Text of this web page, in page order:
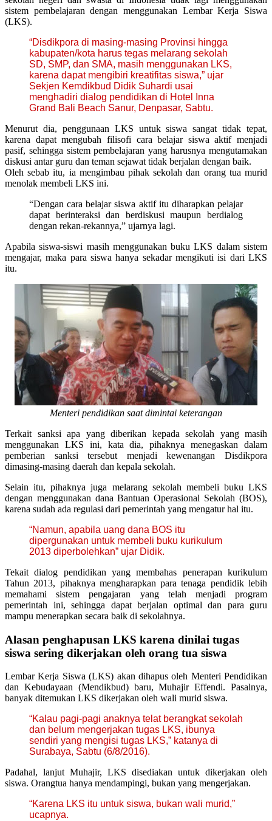
sistem pembelajaran dengan menggunakan Lembar Kerja Siswa
(LKS).
“Disdikpora di masing-masing Provinsi hingga
kabupaten/kota harus tegas melarang sekolah
SD, SMP, dan SMA, masih menggunakan LKS,
karena dapat mengibiri kreatifitas siswa,” ujar
Sekjen Kemdikbud Didik Suhardi usai
menghadiri dialog pendidikan di Hotel Inna
Grand Bali Beach Sanur, Denpasar, Sabtu.
Menurut dia, penggunaan LKS untuk siswa sangat tidak tepat,
karena dapat mengubah filisofi cara belajar siswa aktif menjadi
pasif, sehingga sistem pembelajaran yang harusnya mengutamakan
diskusi antar guru dan teman sejawat tidak berjalan dengan baik.
Oleh sebab itu, ia mengimbau pihak sekolah dan orang tua murid
menolak membeli LKS ini.
“Dengan cara belajar siswa aktif itu diharapkan pelajar
dapat berinteraksi dan berdiskusi maupun berdialog
dengan rekan-rekannya,” ujarnya lagi.
Apabila siswa-siswi masih menggunakan buku LKS dalam sistem
mengajar, maka para siswa hanya sekadar mengikuti isi dari LKS
itu.
Menteri pendidikan saat dimintai keterangan
Terkait sanksi apa yang diberikan kepada sekolah yang masih
menggunakan LKS ini, kata dia, pihaknya menegaskan dalam
pemberian sanksi tersebut menjadi kewenangan Disdikpora
dimasing-masing daerah dan kepala sekolah.
Selain itu, pihaknya juga melarang sekolah membeli buku LKS
dengan menggunakan dana Bantuan Operasional Sekolah (BOS),
karena sudah ada regulasi dari pemerintah yang mengatur hal itu.
“Namun, apabila uang dana BOS itu
dipergunakan untuk membeli buku kurikulum
2013 diperbolehkan” ujar Didik.
Tekait dialog pendidikan yang membahas penerapan kurikulum
Tahun 2013, pihaknya mengharapkan para tenaga pendidik lebih
memahami sistem pengajaran yang telah menjadi program
pemerintah ini, sehingga dapat berjalan optimal dan para guru
mampu menerapkan secara baik di sekolahnya.
Alasan penghapusan LKS karena dinilai tugas
siswa sering dikerjakan oleh orang tua siswa
Lembar Kerja Siswa (LKS) akan dihapus oleh Menteri Pendidikan
dan Kebudayaan (Mendikbud) baru, Muhajir Effendi. Pasalnya,
banyak ditemukan LKS dikerjakan oleh wali murid siswa.
“Kalau pagi-pagi anaknya telat berangkat sekolah
dan belum mengerjakan tugas LKS, ibunya
sendiri yang mengisi tugas LKS,” katanya di
Surabaya, Sabtu (6/8/2016).
Padahal, lanjut Muhajir, LKS disediakan untuk dikerjakan oleh
siswa. Orangtua hanya mendampingi, bukan yang mengerjakan.
“Karena LKS itu untuk siswa, bukan wali murid,”
ucapnya.